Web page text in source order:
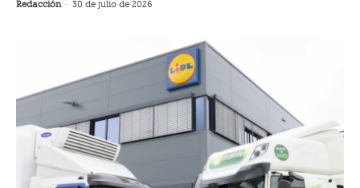
Redacción - 30 de julio de 2026